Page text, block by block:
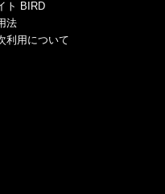
ト BIRD
法
利用について